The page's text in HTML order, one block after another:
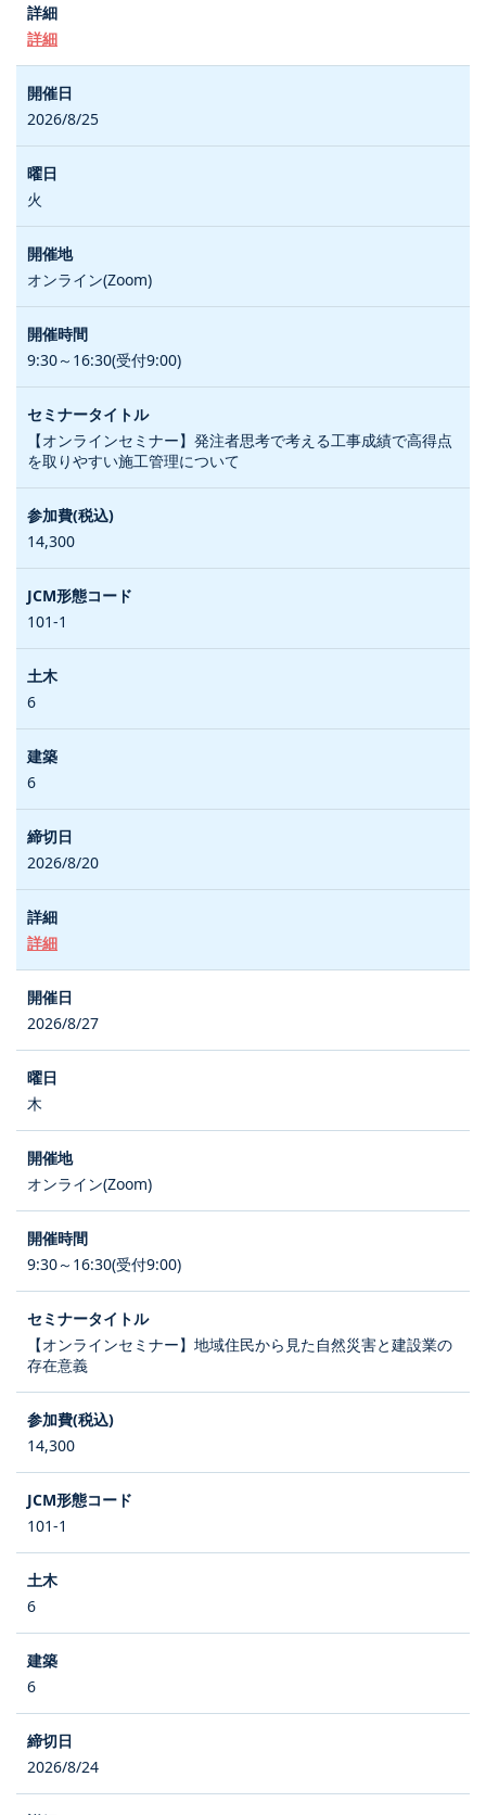
詳細
2026/8/25
火
オンライン(Zoom)
9:30～16:30(受付9:00)
【オンラインセミナー】発注者思考で考える工事成績で高得点
を取りやすい施工管理について
14,300
101-1
6
6
2026/8/20
詳細
2026/8/27
木
オンライン(Zoom)
9:30～16:30(受付9:00)
【オンラインセミナー】地域住民から見た自然災害と建設業の
存在意義
14,300
101-1
6
6
2026/8/24